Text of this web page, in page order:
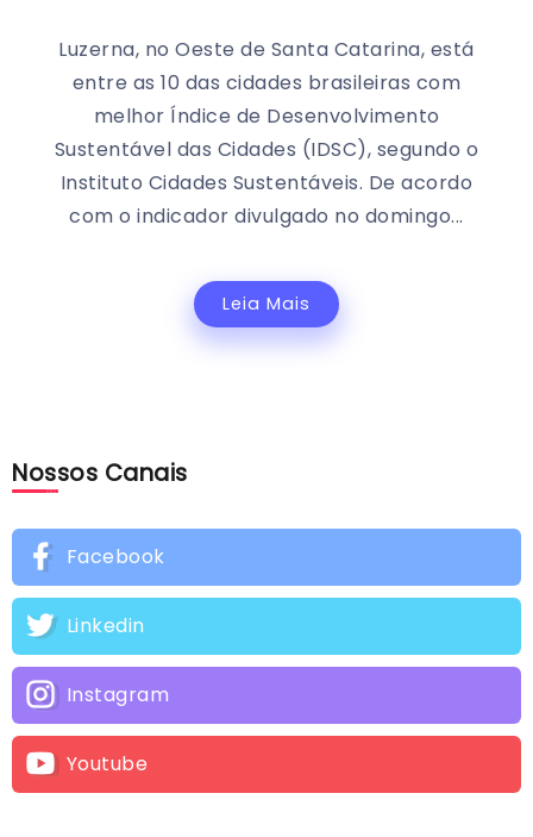
Luzerna, no Oeste de Santa Catarina, está
entre as 10 das cidades brasileiras com
melhor Índice de Desenvolvimento
Sustentável das Cidades (IDSC), segundo o
Instituto Cidades Sustentáveis. De acordo
com o indicador divulgado no domingo...
Leia Mais
Nossos Canais
Facebook
Linkedin
Instagram
Youtube